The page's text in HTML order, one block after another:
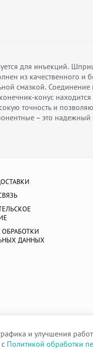
для инъекций.
из качественного и
смазкой.
конус
точность и
– это
ДАННЫХ
и улучшения
Политикой обработки